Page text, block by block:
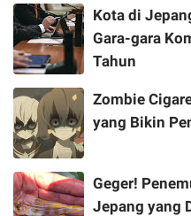
Kota di
Gara-gara
Tahun
Zombie
yang Bikin
Geger!
Jepang yang